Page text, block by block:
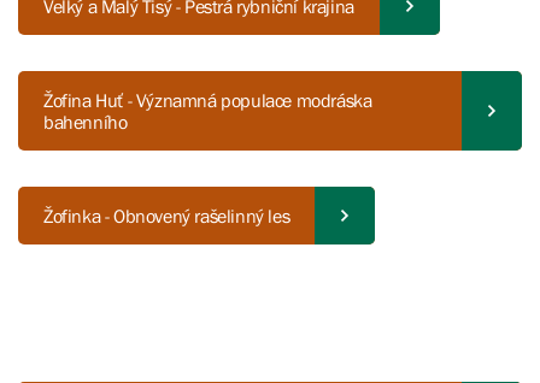
Velký a Malý Tisý - Pestrá rybniční krajina
Žofina Huť - Významná populace modráska
bahenního
Žofinka - Obnovený rašelinný les